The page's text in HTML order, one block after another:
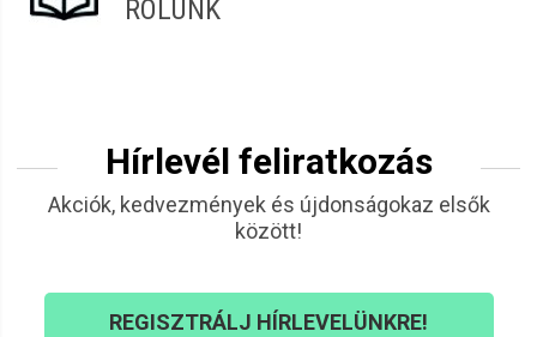
RÓLUNK
Hírlevél feliratkozás
Akciók, kedvezmények és újdonságokaz elsők
között!
REGISZTRÁLJ HÍRLEVELÜNKRE!